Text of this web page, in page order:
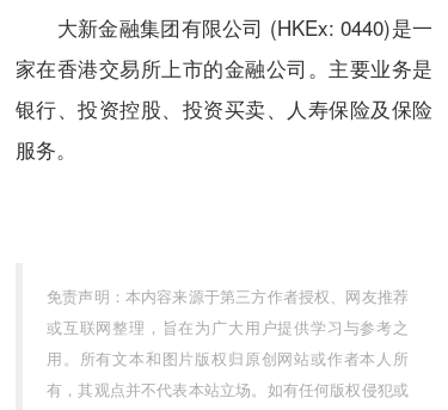
大新金融集团有限公司 (HKEx: 0440)是一
家在香港交易所上市的金融公司 。主要业务是
银行、投资控股、投资买卖、
人寿保险及保险
服务。
免责声明：本内容来源于第三方作者授权、网友推荐
或互联网整理，旨在为广大用户提供学习与参考之
用。所有文本和图片版权归原创网站或作者本人所
有，其观点并不代表本站立场。如有任何版权侵犯或